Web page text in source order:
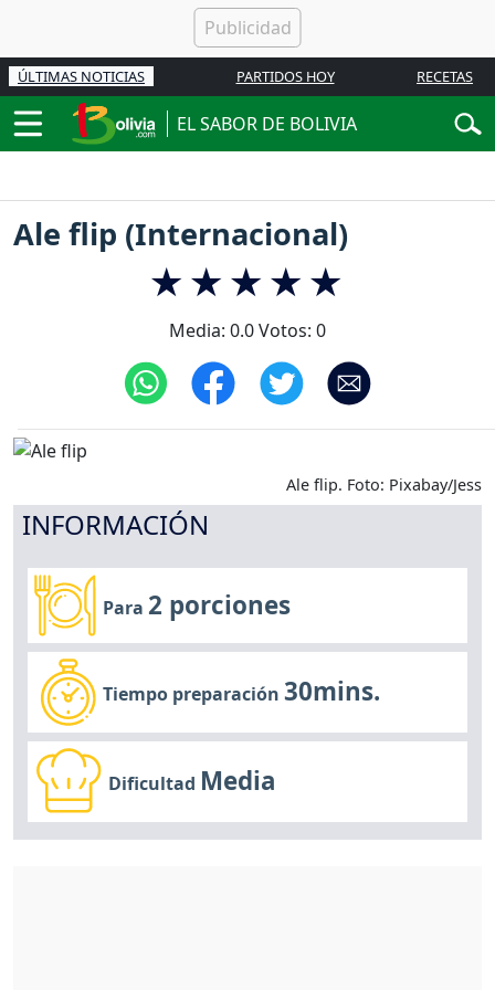
ÚLTIMAS NOTICIAS PARTIDOS HOY RECETAS
EL SABOR DE BOLIVIA
Ale flip (Internacional)
Media: 0.0Votos: 0
Ale flip. Foto: Pixabay/Jess
INFORMACIÓN
Para 2 porciones
Tiempo preparación30mins.
Dificultad Media